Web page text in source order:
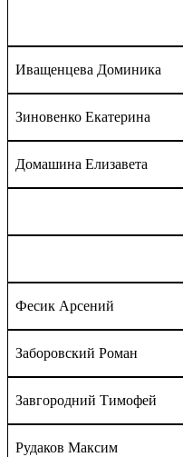
Иващенцева Доминика
Зиновенко Екатерина
Домашина Елизавета
Фесик Арсений
Заборовский Роман
Завгородний Тимофей
Рудаков Максим